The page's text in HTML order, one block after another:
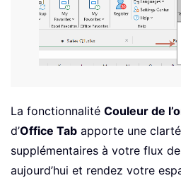
La fonctionnalité Couleur de
d’Office Tab apporte une
supplémentaires à votre flux
aujourd’hui et rendez votre